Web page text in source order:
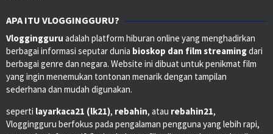
APA ITU VLOGGINGGURU?
Vloggingguru adalah platform hiburan online yang menghadirkan
berbagai informasi seputar dunia bioskop dan film streamingdari
berbagai genre dan negara. Website ini dibuat untuk penikmat film
yang ingin menemukan tontonan menarik dengan tampilan
sederhana dan mudah digunakan.
seperti layarkaca21 (lk21), rebahin, atau rebahin21,
Vloggingguru berfokus pada pengalaman pengguna yang lebih rapi,